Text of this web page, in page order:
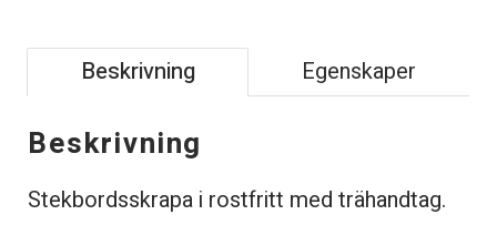
Beskrivning Egenskaper
Beskrivning
Stekbordsskrapa i rostfritt med trähandtag.